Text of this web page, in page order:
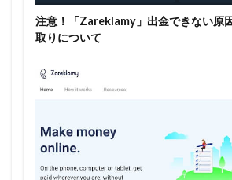
注意！「Zareklamy」出金できない原
取りについて